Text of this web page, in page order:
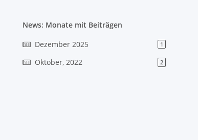
News: Monate mit Beiträgen
Dezember 2025 1
Oktober, 2022 2